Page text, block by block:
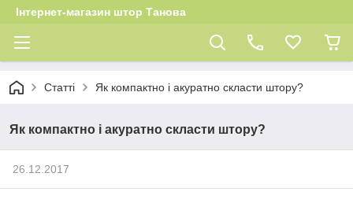
Інтернет-магазин штор Танова
Статті Як компактно і акуратно скласти штору?
Як компактно і акуратно скласти штору?
26.12.2017